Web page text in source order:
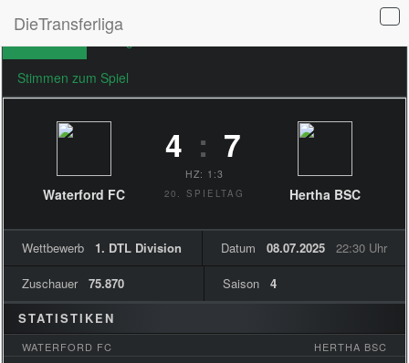
DieTransferliga
Stimmen zum Spiel
Waterford FC
4 : 7
HZ: 1:3
20. SPIELTAG Hertha BSC
Wettbewerb 1. DTL Division Datum 08.07.2025 22:30 Uhr
Zuschauer 75.870 Saison
4
STATISTIKEN
WATERFORD FC HERTHA BSC